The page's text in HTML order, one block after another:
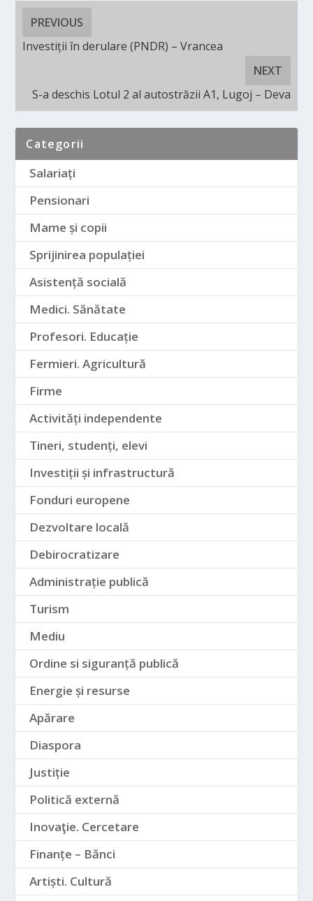
PREVIOUS
Investiții în derulare (PNDR) – Vrancea
NEXT
S-a deschis Lotul 2 al autostrăzii A1, Lugoj – Deva
Categorii
Salariați
Pensionari
Mame și copii
Sprijinirea populației
Asistență socială
Medici. Sănătate
Profesori. Educație
Fermieri. Agricultură
Firme
Activități independente
Tineri, studenți, elevi
Investiții și infrastructură
Fonduri europene
Dezvoltare locală
Debirocratizare
Administrație publică
Turism
Mediu
Ordine si siguranță publică
Energie și resurse
Apărare
Diaspora
Justiție
Politică externă
Inovaţie. Cercetare
Finanțe – Bănci
Artiști. Cultură